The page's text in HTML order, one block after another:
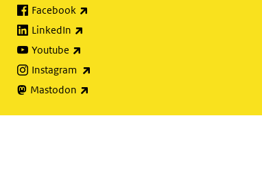
Facebook
LinkedIn
Youtube
Instagram
Mastodon